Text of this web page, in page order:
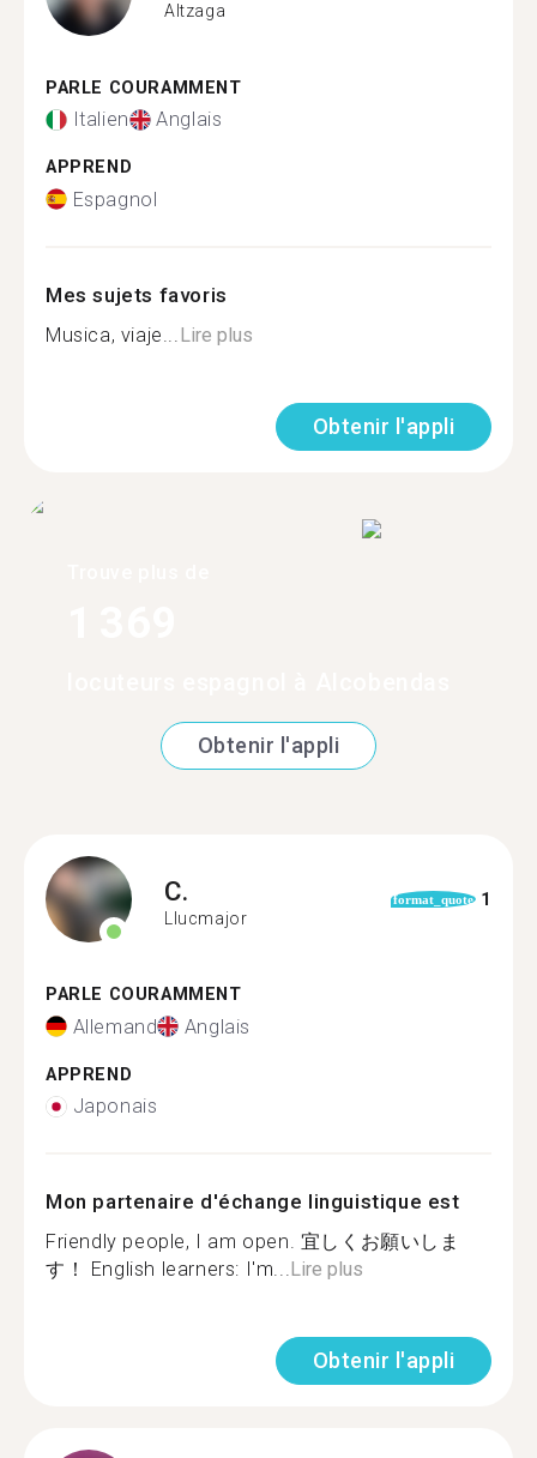
Altzaga
PARLE COURAMMENT
Italien Anglais
APPREND
Espagnol
Mes sujets favoris
Musica, viaje... Lire plus
Obtenir l'appli
Obtenir l'appli
C.
Llucmajor
format_quote 1
PARLE COURAMMENT
Allemand Anglais
APPREND
Japonais
Mon partenaire d'échange linguistique est
Friendly people, I am open. 宜しくお願いしま
す！ English learners: I'm...Lire plus
Obtenir l'appli